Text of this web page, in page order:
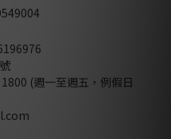
(週一至週五，例假日